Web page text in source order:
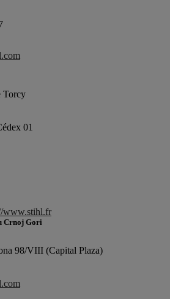
Torcy
01
www.stihl.fr
Crnoj Gori
98/VIII (Capital Plaza)